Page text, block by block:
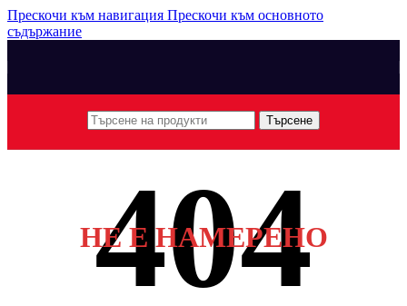
Прескочи към навигация Прескочи към основното
съдържание
Търсене
НЕ Е НАМЕРЕНО